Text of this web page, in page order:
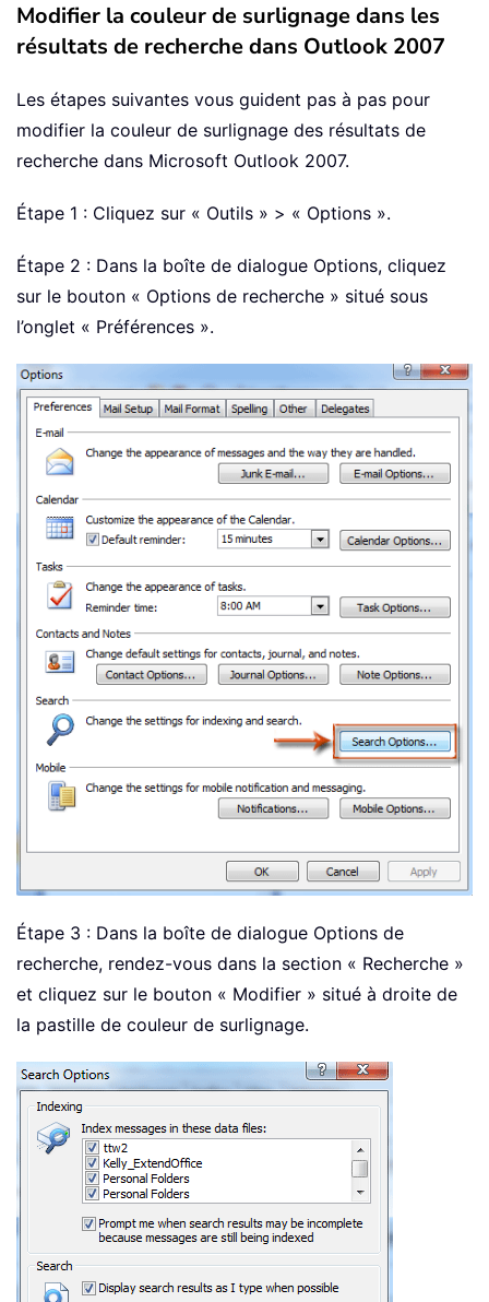
Modifier la couleur de surlignage dans les
résultats de recherche dans Outlook 2007
Les étapes suivantes vous guident pas à pas pour
modifier la couleur de surlignage des résultats de
recherche dans Microsoft Outlook 2007.
Étape 1 : Cliquez sur « Outils » > « Options ».
Étape 2 : Dans la boîte de dialogue Options, cliquez
sur le bouton « Options de recherche » situé sous
l’onglet « Préférences ».
Étape 3 : Dans la boîte de dialogue Options de
recherche, rendez-vous dans la section « Recherche »
et cliquez sur le bouton « Modifier » situé à droite de
la pastille de couleur de surlignage.